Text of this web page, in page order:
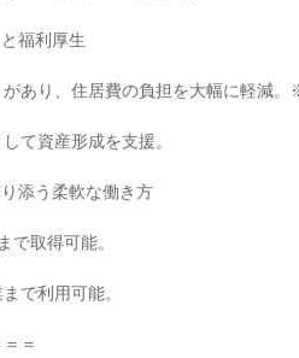
福利厚生
あり、住居費の負担を大幅に軽減
て資産形成を支援。
添う柔軟な働き方
で取得可能。
で利用可能。
＝